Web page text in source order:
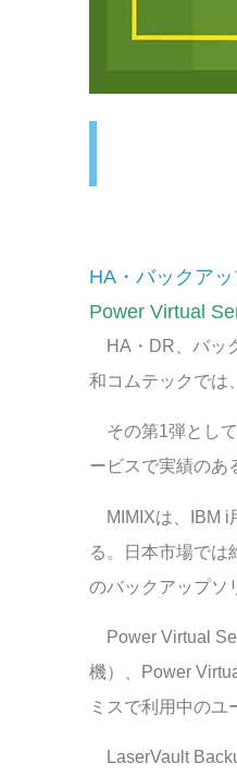
HA・バックア
Power Virtual
HA・DR、バッ
和コムテックでは
その第1弾として
ービスで実績のあ
MIMIXは、IBM i
る。日本市場では
のバックアップソ
Power Virtual
機）、Power
ミスで利用中のユ
LaserVault